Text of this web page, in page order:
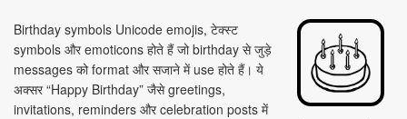
Birthday symbols Unicode emojis, टेक्स्ट
symbols और emoticons होते हैं जो birthday से जुड़े
messages को format और सजाने में use होते हैं। ये
अक्सर “Happy Birthday” जैसे greetings,
invitations, reminders और celebration posts में